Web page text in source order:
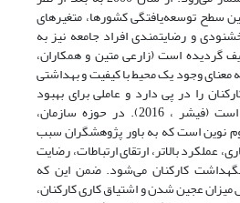
سطح توسعه‌یافتگی کشورها، متغیرهای
و رضایتمندی افراد جامعه نیز به
گردیده است (زارعی متین و همکاران،
به معنای وجود یک محیط با کیفیت و بهداشتی
را در پی دارد و عاملی برای بهبود
عملکرد و ارتقای بهره‌وری است (فیشر ، 2016). در حوزه سازمان،
نوین است که به باور پژوهشگران سبب
عملکرد بالاتر، ارتقای ارتباطات، رضایت
کارکنان می‌شود. ضمن این که
عجین شدن و اشتیاق کاری کارکنان،